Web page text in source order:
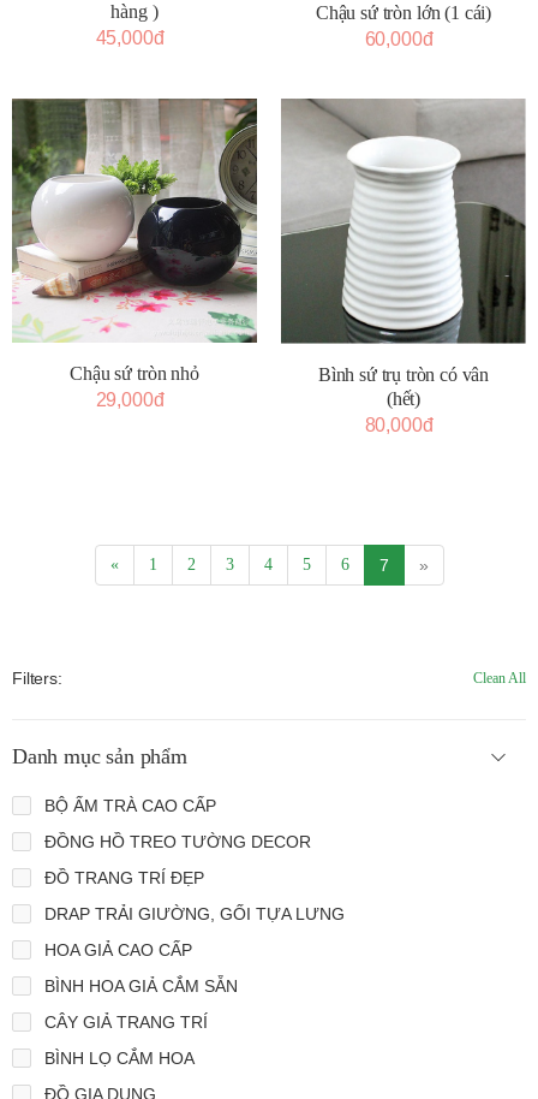
hàng )
45,000đ
Chậu sứ tròn lớn (1 cái)
60,000đ
Chậu sứ tròn nhỏ
29,000đ
Bình sứ trụ tròn có vân
(hết)
80,000đ
« 1 2 3 4 5 6 7 »
Filters: Clean All
Danh mục sản phẩm
BỘ ẤM TRÀ CAO CẤP
ĐỒNG HỒ TREO TƯỜNG DECOR
ĐỒ TRANG TRÍ ĐẸP
DRAP TRẢI GIƯỜNG, GỐI TỰA LƯNG
HOA GIẢ CAO CẤP
BÌNH HOA GIẢ CẮM SẴN
CÂY GIẢ TRANG TRÍ
BÌNH LỌ CẮM HOA
ĐỒ GIA DỤNG